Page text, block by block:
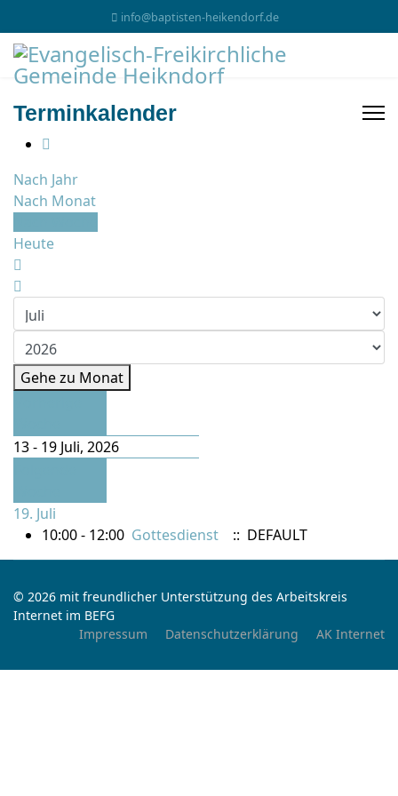
info@baptisten-heikendorf.de
Terminkalender
Nach Jahr
Nach Monat
Heute
Gehe zu Monat
13 - 19 Juli, 2026
19. Juli
10:00 - 12:00 Gottesdienst :: DEFAULT
© 2026 mit freundlicher Unterstützung des Arbeitskreis
Internet im BEFG
Impressum
Datenschutzerklärung AK Internet